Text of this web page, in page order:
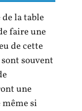
la table
faire une
de cette
souvent
une
si